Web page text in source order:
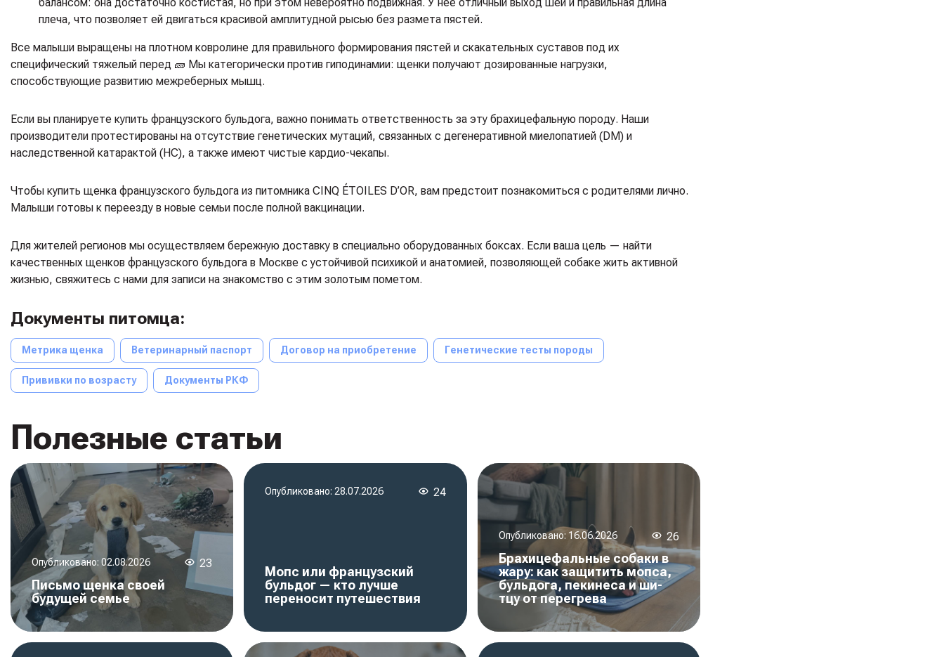
плеча, что позволяет ей двигаться красивой амплитудной рысью без размета пястей.
Все малыши выращены на плотном ковролине для правильного формирования пястей и скакательных суставов под их
специфический тяжелый перед 🧱 Мы категорически против гиподинамии: щенки получают дозированные нагрузки,
способствующие развитию межреберных мышц.
Если вы планируете купить французского бульдога, важно понимать ответственность за эту брахицефальную породу. Наши
производители протестированы на отсутствие генетических мутаций, связанных с дегенеративной миелопатией (DM) и
наследственной катарактой (HC), а также имеют чистые кардио-чекапы.
Чтобы купить щенка французского бульдога из питомника CINQ ÉTOILES D’OR, вам предстоит познакомиться с родителями лично.
Малыши готовы к переезду в новые семьи после полной вакцинации.
Для жителей регионов мы осуществляем бережную доставку в специально оборудованных боксах. Если ваша цель — найти
качественных щенков французского бульдога в Москве с устойчивой психикой и анатомией, позволяющей собаке жить активной
жизнью, свяжитесь с нами для записи на знакомство с этим золотым пометом.
Документы питомца:
Метрика щенка Ветеринарный паспорт Договор на приобретение Генетические тесты породы
Прививки по возрасту Документы РКФ
Полезные статьи
Опубликовано: 02.08.2026 23
Письмо щенка своей
будущей семье
Опубликовано: 28.07.2026 24
Мопс или французский
бульдог — кто лучше
переносит путешествия
Опубликовано: 16.06.2026 26
Брахицефальные собаки в
жару: как защитить мопса,
бульдога, пекинеса и ши-
тцу от перегрева